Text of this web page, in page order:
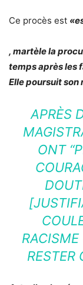
Ce procès est
, martèle la
temps après les
Elle poursuit son
APRÈS
ONT
RACISME
RESTER